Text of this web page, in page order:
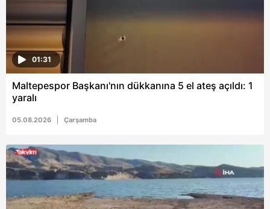
01:31
Maltepespor Başkanı'nın dükkanına 5 el ateş açıldı: 1
yaralı
05.08.2026 Çarşamba